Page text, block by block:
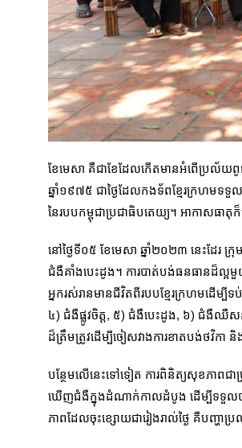
ខែមេសា គឺជាខែដែលកើតមានអំពើប្រល័យ
ឆ្នាំ១៩៧៥ ជាថ្ងៃដែលកងទ័ពខ្មែរក្រហមទ
នៃរបបកម្ពុជាប្រជាធិបតេយ្យ។ អាកាសធា
នៅថ្ងៃទី០៥ ខែមេសា ឆ្នាំ២០២៣ នេះដែរ
ជំងឺគាំងបេះដូង។ ការបាត់បង់ធនធានដ៏ល្អមួ
អ្នករស់រានមានជីវិតពីរបបខ្មែរក្រហមដើ
៤) ជំងឺផ្លូវចិត្ត, ៥) ជំងឺបេះដូង, ៦) ជំងឺឈឺសន្
ដ៏ត្រឹមត្រូវដើម្បីចៀសវាងការខាតបង់ថវិកា
បន្ថែមលើនេះទៅទៀត​ ការពិនិត្យសុខភាព
ឃើញជំងឺក្នុងដំណាក់កាលដំបូង ដើម្បីទទួលបាន
ភាពដែលចុះខ្សោយជារៀងរាល់ថ្ងៃ គឺបញ្